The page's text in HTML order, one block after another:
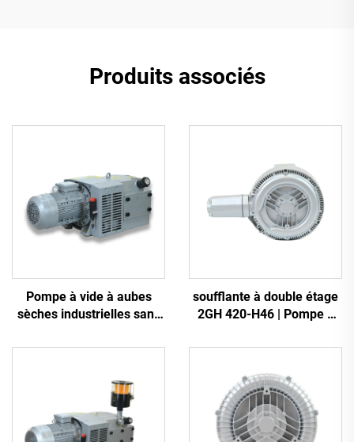
Produits associés
Pompe à vide à aubes
sèches industrielles sans
soufflante à double étage
2GH 420-H46 | Pompe à
triphasée